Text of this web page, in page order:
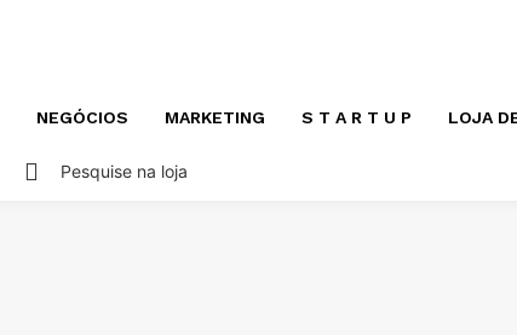
NEGÓCIOS MARKETING S T A R T U P LOJA
Pesquise na loja